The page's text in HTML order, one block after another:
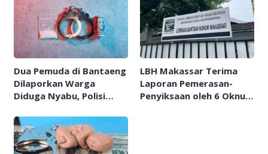
Dua Pemuda di Bantaeng
Dilaporkan Warga
Diduga Nyabu, Polisi
LBH Makassar Terima
Laporan Pemerasan-
Penyiksaan oleh 6 Oknum